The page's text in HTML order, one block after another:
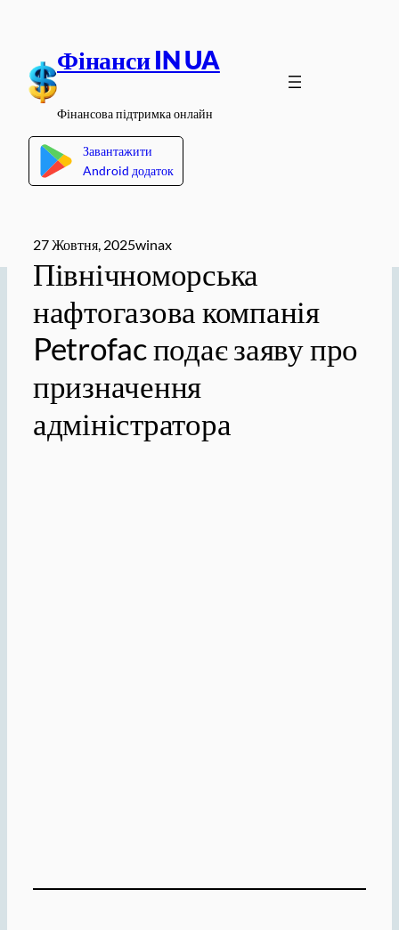
вмісту
Фінанси IN UA
Фінансова підтримка онлайн
Завантажити
Android додаток
27 Жовтня, 2025winax
Північноморська
нафтогазова компанія
Petrofac подає заяву про
призначення
адміністратора